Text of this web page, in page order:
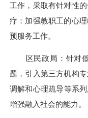
工作，采取有针对性
疗；加强教职工的心
预服务工作。
区民政局：针对低
题，引入第三方机构
调解和心理疏导等系
增强融入社会的能力。